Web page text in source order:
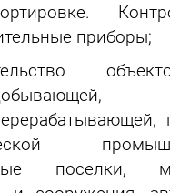
приборы;
поселки,